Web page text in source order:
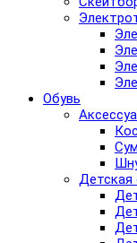
Обувь
Детская